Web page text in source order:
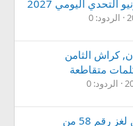
الردود: 0
لغز رقم 28 رمضان, كراش الثامن
متقاطعة
الردود: 0
جواب لغز مؤسس الدولة الاموية من لغز رقم 58 من